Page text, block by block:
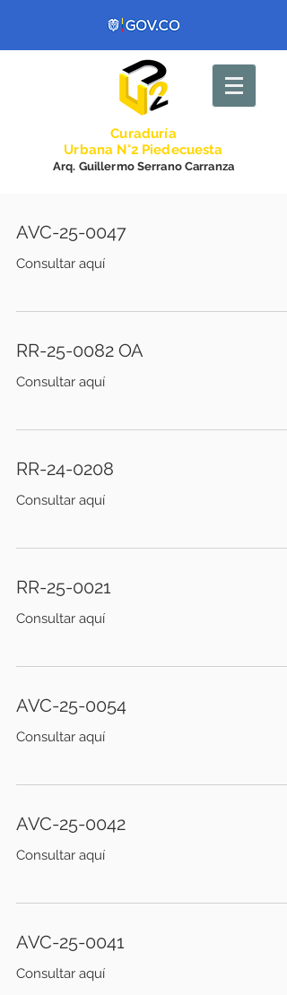
Curaduría
Urbana N°2 Piedecuesta
Arq. Guillermo Serrano Carranza
AVC-25-0047
Consultar aquí
RR-25-0082 OA
Consultar aquí
RR-24-0208
Consultar aquí
RR-25-0021
Consultar aquí
AVC-25-0054
Consultar aquí
AVC-25-0042
Consultar aquí
AVC-25-0041
Consultar aquí